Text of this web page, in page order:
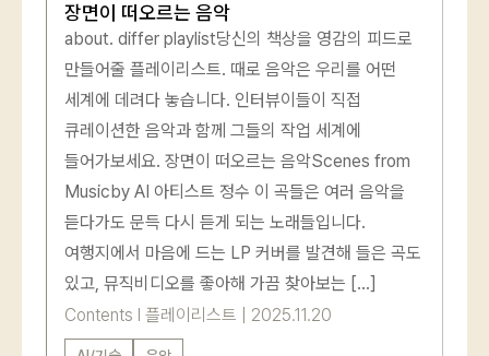
장면이 떠오르는 음악
about. differ playlist당신의 책상을 영감의 피드로
만들어줄 플레이리스트. 때로 음악은 우리를 어떤
세계에 데려다 놓습니다. 인터뷰이들이 직접
큐레이션한 음악과 함께 그들의 작업 세계에
들어가보세요. 장면이 떠오르는 음악Scenes from
Musicby AI 아티스트 정수 이 곡들은 여러 음악을
듣다가도 문득 다시 듣게 되는 노래들입니다.
여행지에서 마음에 드는 LP 커버를 발견해 들은 곡도
있고, 뮤직비디오를 좋아해 가끔 찾아보는 […]
Contents
플레이리스트 2025.11.20
로그인